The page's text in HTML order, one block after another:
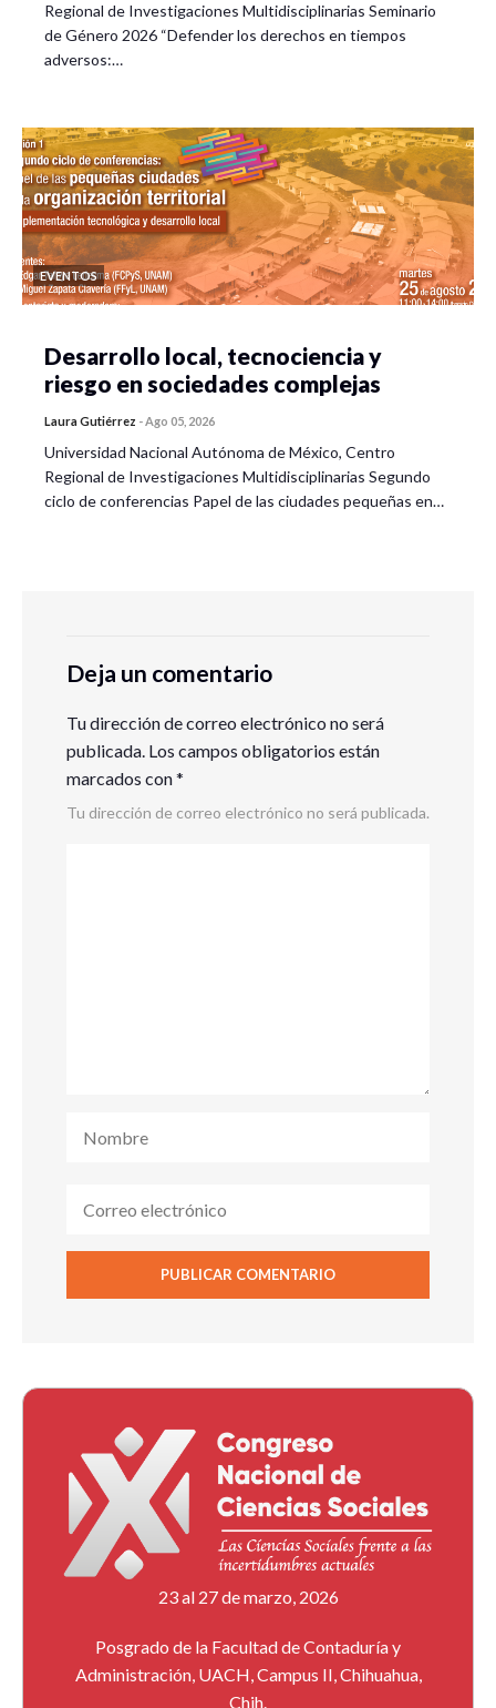
Regional de Investigaciones Multidisciplinarias Seminario
de Género 2026 “Defender los derechos en tiempos
adversos:…
EVENTOS
Desarrollo local, tecnociencia y
riesgo en sociedades complejas
Laura Gutiérrez -Ago 05, 2026
Universidad Nacional Autónoma de México, Centro
Regional de Investigaciones Multidisciplinarias Segundo
ciclo de conferencias Papel de las ciudades pequeñas en…
Deja un comentario
Tu dirección de correo electrónico no será
publicada. Los campos obligatorios están
marcados con*
Tu dirección de correo electrónico no será publicada.
23 al 27 de marzo, 2026
Posgrado de la Facultad de Contaduría y
Administración, UACH, Campus II, Chihuahua,
Chih.